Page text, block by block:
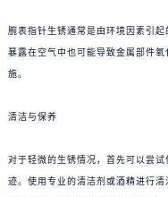
腕表指针生锈通常是由环境因素引
暴露在空气中也可能导致金属部件
施。
清洁与保养
对于轻微的生锈情况，首先可以尝
迹。使用专业的清洁剂或酒精进行